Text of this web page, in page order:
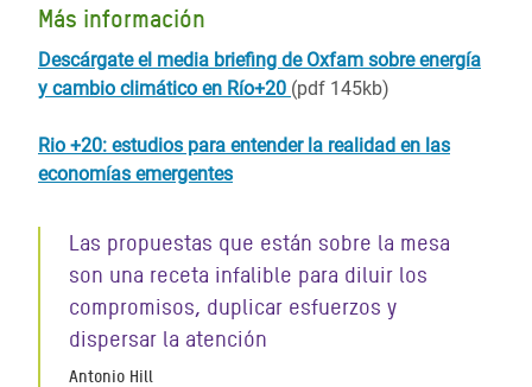
Más información
Descárgate el media briefing de Oxfam sobre energía
y cambio climático en Río+20 (pdf 145kb)
Rio +20: estudios para entender la realidad en las
economías emergentes
Las propuestas que están sobre la mesa
son una receta infalible para diluir los
compromisos, duplicar esfuerzos y
dispersar la atención
Antonio Hill